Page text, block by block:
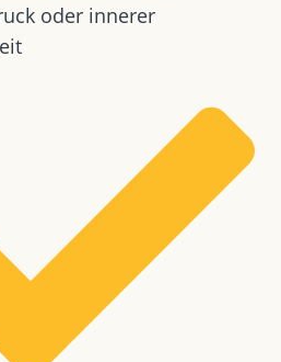
oder innerer